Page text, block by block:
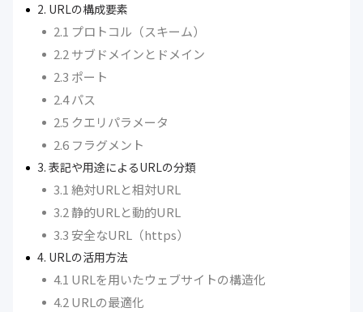
2. URLの構成要素
2.1 プロトコル（スキーム）
2.2 サブドメインとドメイン
2.3 ポート
2.4 パス
2.5 クエリパラメータ
2.6 フラグメント
3. 表記や用途によるURLの分類
3.1 絶対URLと相対URL
3.2 静的URLと動的URL
3.3 安全なURL（https）
4. URLの活用方法
4.1 URLを用いたウェブサイトの構造化
4.2 URLの最適化